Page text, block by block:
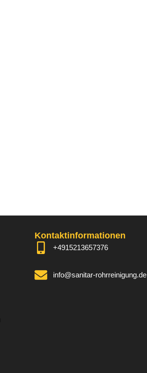
Kontaktinformationen
+4915213657376
info@sanitar-rohrreinigung.de